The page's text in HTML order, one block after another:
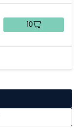
10